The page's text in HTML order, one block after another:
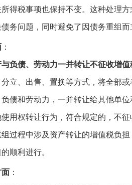
得税事项也保持不变。这种处理
务问题，同时避免了因债务重组而
：
与负债、劳动力一并转让不征收增值
立、出售、置换等方式，将全部
债和劳动力，一并转让给其他单
使用权转让行为，符合规定的，不
过程中涉及资产转让的增值税负
顺利进行。
面 ：